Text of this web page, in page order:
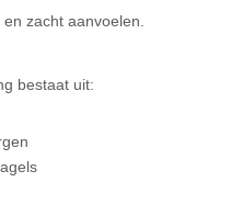
zacht aanvoelen.
bestaat uit: